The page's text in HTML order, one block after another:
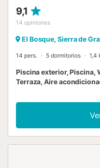
9,1
14 opiniones
El Bosque, Sierra de
14 pers. 5 dormitorios 1,4
Piscina exterior, Piscina,
Terraza, Aire